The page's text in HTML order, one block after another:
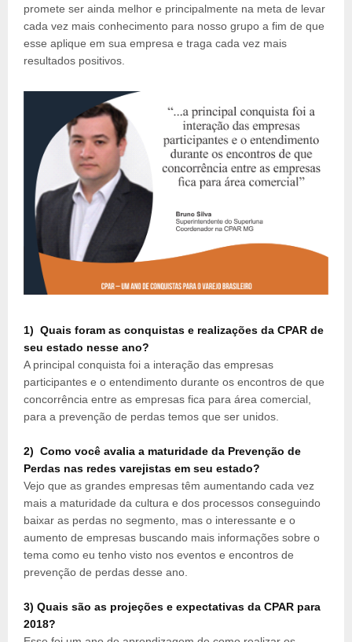
promete ser ainda melhor e principalmente na meta de levar
cada vez mais conhecimento para nosso grupo a fim de que
esse aplique em sua empresa e traga cada vez mais
resultados positivos.
1) Quais foram as conquistas e realizações da CPAR de
seu estado nesse ano?
A principal conquista foi a interação das empresas
participantes e o entendimento durante os encontros de que
concorrência entre as empresas fica para área comercial,
para a prevenção de perdas temos que ser unidos.
2) Como você avalia a maturidade da Prevenção de
Perdas nas redes varejistas em seu estado?
Vejo que as grandes empresas têm aumentando cada vez
mais a maturidade da cultura e dos processos conseguindo
baixar as perdas no segmento, mas o interessante e o
aumento de empresas buscando mais informações sobre o
tema como eu tenho visto nos eventos e encontros de
prevenção de perdas desse ano.
3) Quais são as projeções e expectativas da CPAR para
2018?